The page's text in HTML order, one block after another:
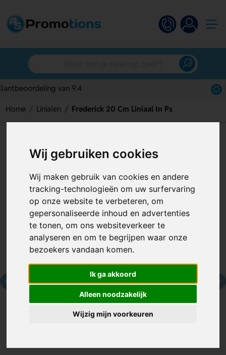
Wij gebruiken cookies
Wij maken gebruik van cookies en andere
tracking-technologieën om uw surfervaring
op onze website te verbeteren, om
gepersonaliseerde inhoud en advertenties
te tonen, om ons websiteverkeer te
analyseren en om te begrijpen waar onze
bezoekers vandaan komen.
Ik ga akkoord
Alleen noodzakelijk
Wijzig mijn voorkeuren
Gratis digitaal ontwerp
Home Linialen Frederick 20 Cm Liniaal In Ps
Artikelnummer:125284